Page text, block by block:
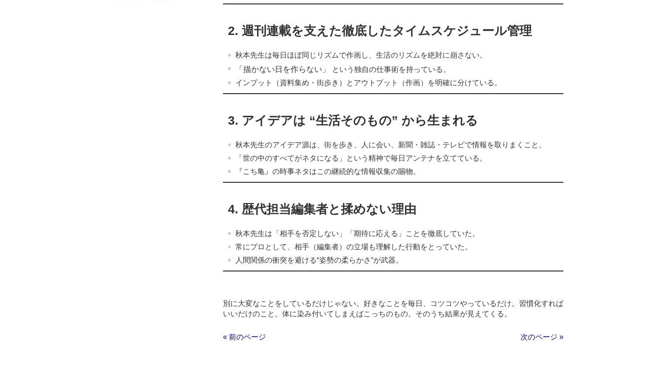
2. 週刊連載を支えた徹底したタイムスケジュール管理
秋本先生は毎日ほぼ同じリズムで作画し、生活のリズムを絶対に崩さない。
「描かない日を作らない」
という独自の仕事術を持っている。
インプット（資料集め・街歩き）とアウトプット（作画）を明確に分けている。
3. アイデアは “生活そのもの” から生まれる
秋本先生のアイデア源は、街を歩き、人に会い、新聞・雑誌・テレビで情報を取りまくこと。
「世の中のすべてがネタになる」という精神で毎日アンテナを立てている。
『こち亀』の時事ネタはこの継続的な情報収集の賜物。
4. 歴代担当編集者と揉めない理由
秋本先生は「相手を否定しない」「期待に応える」ことを徹底していた。
常にプロとして、相手（編集者）の立場も理解した行動をとっていた。
人間関係の衝突を避ける“姿勢の柔らかさ”が武器。
別に大変なことをしているだけじゃない。好きなことを毎日、コツコツやっているだけ。習慣化すれば
いいだけのこと。体に染み付いてしまえばこっちのもの。そのうち結果が見えてくる。
« 前のページ 次のページ »